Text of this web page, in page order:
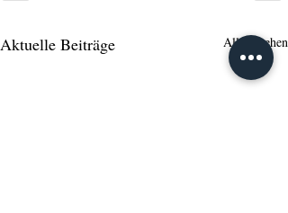
Aktuelle Beiträge Alle ansehen